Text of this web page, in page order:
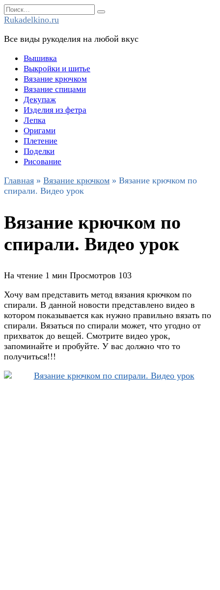
Перейти
к
Search
for:
Rukadelkino.ru
Все виды рукоделия на любой вкус
Вышивка
Выкройки и шитье
Вязание крючком
Вязание спицами
Декупаж
Изделия из фетра
Лепка
Оригами
Плетение
Поделки
Рисование
Главная » Вязание крючком » Вязание крючком по
спирали. Видео урок
Вязание крючком по
спирали. Видео урок
На чтение 1 мин Просмотров 103
Хочу вам представить метод вязания крючком по
спирали. В данной новости представлено видео в
котором показывается как нужно правильно вязать по
спирали. Вязаться по спирали может, что угодно от
прихваток до вещей. Смотрите видео урок,
запоминайте и пробуйте. У вас должно что то
получиться!!!